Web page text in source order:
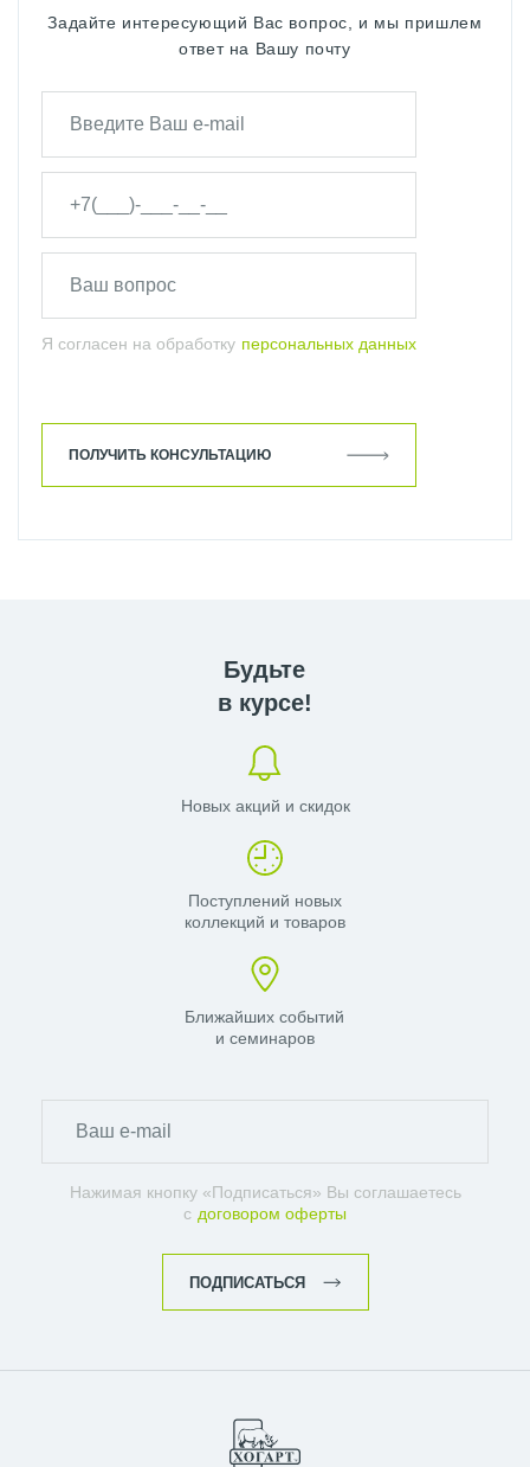
Задайте интересующий Вас вопрос, и мы пришлем
ответ на Вашу почту
Я согласен на обработку персональных данных
ПОЛУЧИТЬ КОНСУЛЬТАЦИЮ
Будьте
в курсе!
Новых акций и скидок
Поступлений новых
коллекций и товаров
Ближайших событий
и семинаров
Нажимая кнопку «Подписаться» Вы соглашаетесь
с договором оферты
ПОДПИСАТЬСЯ